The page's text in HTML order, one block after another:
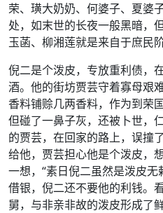
荣、璜大奶奶、何婆子、夏婆
处，如末世的长夜一般黑暗，
玉菡、柳湘莲就是来自于庶民阶
倪二是个泼皮，专放重利债，
酒。他的街坊贾芸守着寡母艰
香料铺赊几两香料，作为到荣
但碰了一鼻子灰，还被卜世，
的贾芸，在回家的路上，误撞
给他，贾芸担心他是个泼皮，
一想，“素日倪二虽然是泼皮
借银，倪二还不要他的利钱。
舅，与非亲非故的泼皮形成了